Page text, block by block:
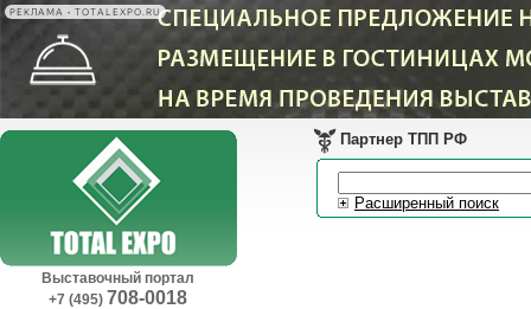
РЕКЛАМА • TOTALEXPO.RU
Выставочный портал
+7 (495) 708-0018
Партнер ТПП РФ
Расширенный поиск